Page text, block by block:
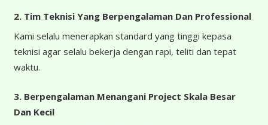
2. Tim Teknisi Yang Berpengalaman Dan Professional
Kami selalu menerapkan standard yang tinggi kepasa
teknisi agar selalu bekerja dengan rapi, teliti dan tepat
waktu.
3. Berpengalaman Menangani Project Skala Besar
Dan Kecil